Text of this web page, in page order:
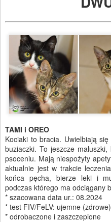
TAMI i OREO
Kociaki to bracia. Uwielbiają
buziaczki. To jeszcze
psoceniu. Mają niespożyty
aktualnie jest w trakcie
końca pęcha, bierze leki i
podczas którego ma odciągany
* szacowana data ur.: 08.2024
* test FIV/FeLV: ujemne (zdrowe)
* odrobaczone i zaszczepione